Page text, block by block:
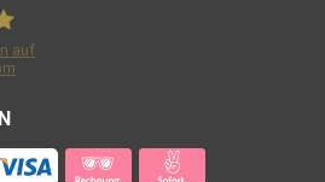
auf